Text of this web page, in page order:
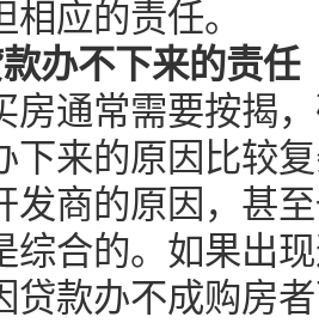
应的责任。
办不下来的责任
通常需要按揭，
下来的原因比较
发商的原因，甚
综合的。如果出
贷款办不成购房